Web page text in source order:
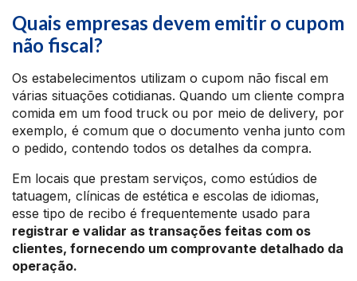
Quais empresas devem emitir o cupom
não fiscal?
Os estabelecimentos utilizam o cupom não fiscal em
várias situações cotidianas. Quando um cliente compra
comida em um food truck ou por meio de delivery, por
exemplo, é comum que o documento venha junto com
o pedido, contendo todos os detalhes da compra.
Em locais que prestam serviços, como estúdios de
tatuagem, clínicas de estética e escolas de idiomas,
esse tipo de recibo é frequentemente usado para
registrar e validar as transações feitas com os
clientes, fornecendo um comprovante detalhado da
operação.